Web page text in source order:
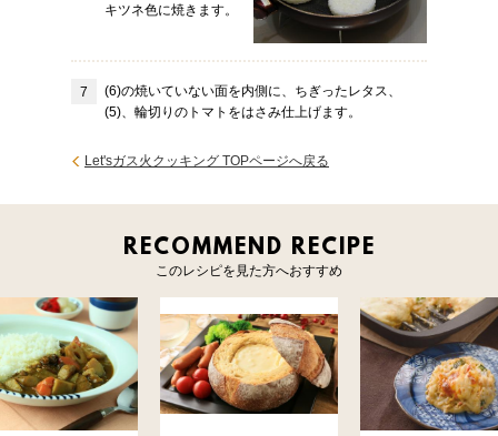
キツネ色に焼きます。
(6)の焼いていない面を内側に、ちぎったレタス、
(5)、輪切りのトマトをはさみ仕上げます。
Let'sガス火クッキング TOPページへ戻る
RECOMMEND RECIPE
このレシピを見た方へおすすめ